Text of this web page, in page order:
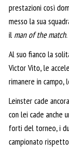
prestazioni così
messo la sua
il man of the match.
Al suo fianco la
Victor Vito, le
rimanere in
Leinster cade
con lei cade anche
forti del torneo, i
campionato